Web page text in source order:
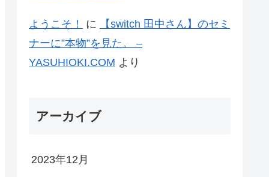
ようこそ！ に
【switch 田中さん】のセミ
ナーに”本物”を見た。 –
YASUHIOKI.COM より
アーカイブ
2023年12月